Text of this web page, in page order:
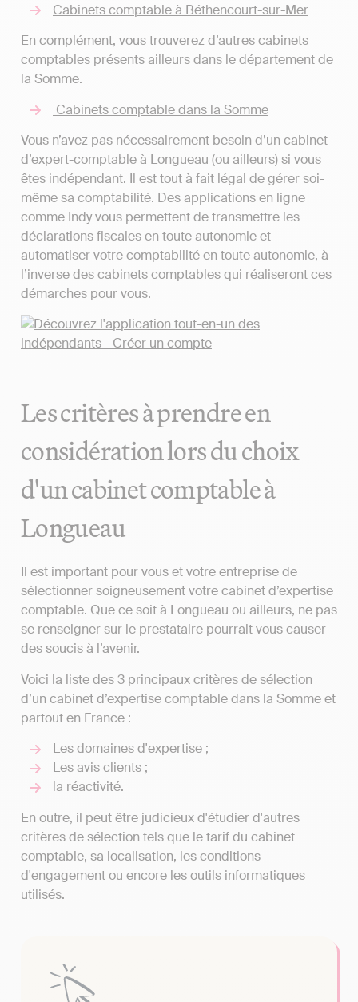
Cabinets comptable à Béthencourt-sur-Mer
En complément, vous trouverez d’autres cabinets
comptables présents ailleurs dans le département de
la Somme.
Cabinets comptable dans la Somme
Vous n’avez pas nécessairement besoin d’un cabinet
d’expert-comptable à Longueau (ou ailleurs) si vous
êtes indépendant. Il est tout à fait légal de gérer soi-
même sa comptabilité. Des applications en ligne
comme Indy vous permettent de transmettre les
déclarations fiscales en toute autonomie et
automatiser votre comptabilité en toute autonomie, à
l’inverse des cabinets comptables qui réaliseront ces
démarches pour vous.
Les critères à prendre en
considération lors du choix
d'un cabinet comptable à
Longueau
Il est important pour vous et votre entreprise de
sélectionner soigneusement votre cabinet d’expertise
comptable. Que ce soit à Longueau ou ailleurs, ne pas
se renseigner sur le prestataire pourrait vous causer
des soucis à l’avenir.
Voici la liste des 3 principaux critères de sélection
d’un cabinet d’expertise comptable dans la Somme et
partout en France :
Les domaines d'expertise ;
Les avis clients ;
la réactivité.
En outre, il peut être judicieux d'étudier d'autres
critères de sélection tels que le tarif du cabinet
comptable, sa localisation, les conditions
d'engagement ou encore les outils informatiques
utilisés.